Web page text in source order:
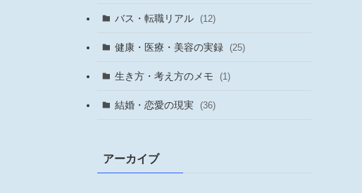
バス・転職リアル (12)
健康・医療・美容の実録 (25)
生き方・考え方のメモ (1)
結婚・恋愛の現実 (36)
アーカイブ